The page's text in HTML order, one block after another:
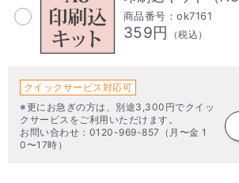
商品番号：ok7161
359円 （税込）
クイックサービス対応可
※更にお急ぎの方は、別途3,300円でクイッ
クサービスをご利用いただけます。
お問い合わせ：0120-969-857（月〜金 1
0〜17時）